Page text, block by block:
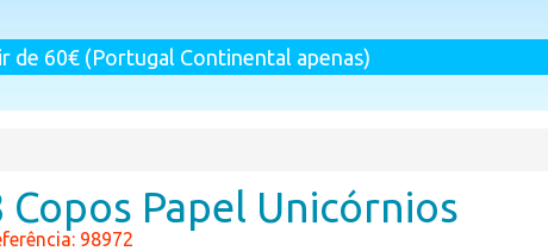
de 60€ (Portugal Continental apenas)
Copos Papel Unicórnios
98972